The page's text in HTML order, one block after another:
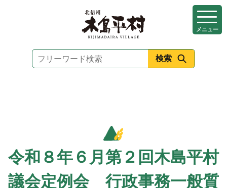
メニュー
令和８年６月第２回木島平村
議会定例会 行政事務一般質